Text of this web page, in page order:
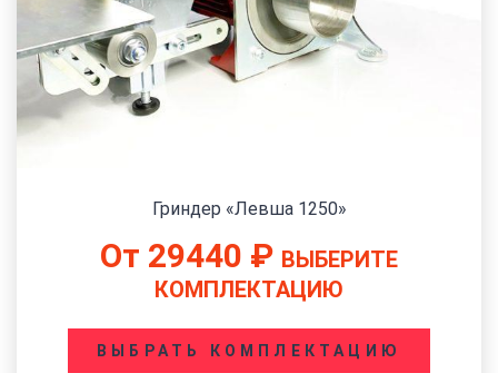
Гриндер «Левша 1250»
От 29440 ₽ ВЫБЕРИТЕ
КОМПЛЕКТАЦИЮ
ВЫБРАТЬ КОМПЛЕКТАЦИЮ